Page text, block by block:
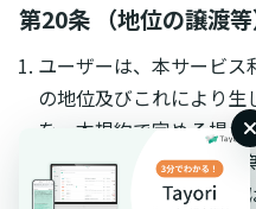
第20条 （地位の譲渡等
ユーザーは、本サービス
の地位及びこれにより
を、本規約で定める場
の承諾なく第三者に譲
または担保に供すること